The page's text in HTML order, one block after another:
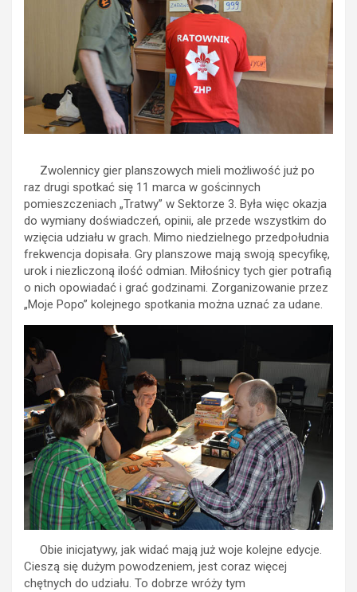
Zwolennicy gier planszowych mieli możliwość już po
raz drugi spotkać się 11 marca w gościnnych
pomieszczeniach „Tratwy” w Sektorze 3. Była więc okazja
do wymiany doświadczeń, opinii, ale przede wszystkim do
wzięcia udziału w grach. Mimo niedzielnego przedpołudnia
frekwencja dopisała. Gry planszowe mają swoją specyfikę,
urok i niezliczoną ilość odmian. Miłośnicy tych gier potrafią
o nich opowiadać i grać godzinami. Zorganizowanie przez
„Moje Popo” kolejnego spotkania można uznać za udane.
Obie inicjatywy, jak widać mają już woje kolejne edycje.
Cieszą się dużym powodzeniem, jest coraz więcej
chętnych do udziału. To dobrze wróży tym